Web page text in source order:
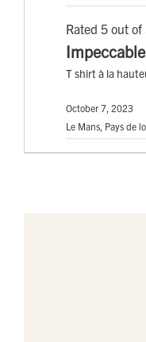
Rated 5 out of
Impeccable
T shirt à la
October 7, 2023
Le Mans, Pays de